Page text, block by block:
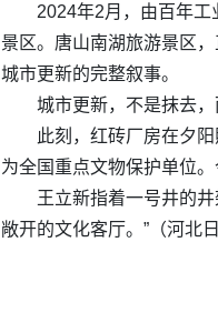
2024年2月，由百年工
景区。唐山南湖旅游景区
城市更新的完整叙事。
城市更新，不是抹去
此刻，红砖厂房在夕
为全国重点文物保护单位
王立新指着一号井的
敞开的文化客厅。”（河北